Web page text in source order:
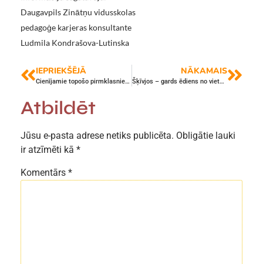
Daugavpils Zinātņu vidusskolas
pedagoģe karjeras konsultante
Ludmila Kondrašova-Lutinska
IEPRIEKŠĒJĀ
Cienījamie topošo pirmklasnieku vecāki!
NĀKAMAIS
Šķīvjos – gards ēdiens no vietējiem pavāriem
Atbildēt
Jūsu e-pasta adrese netiks publicēta. Obligātie lauki
ir atzīmēti kā *
Komentārs *